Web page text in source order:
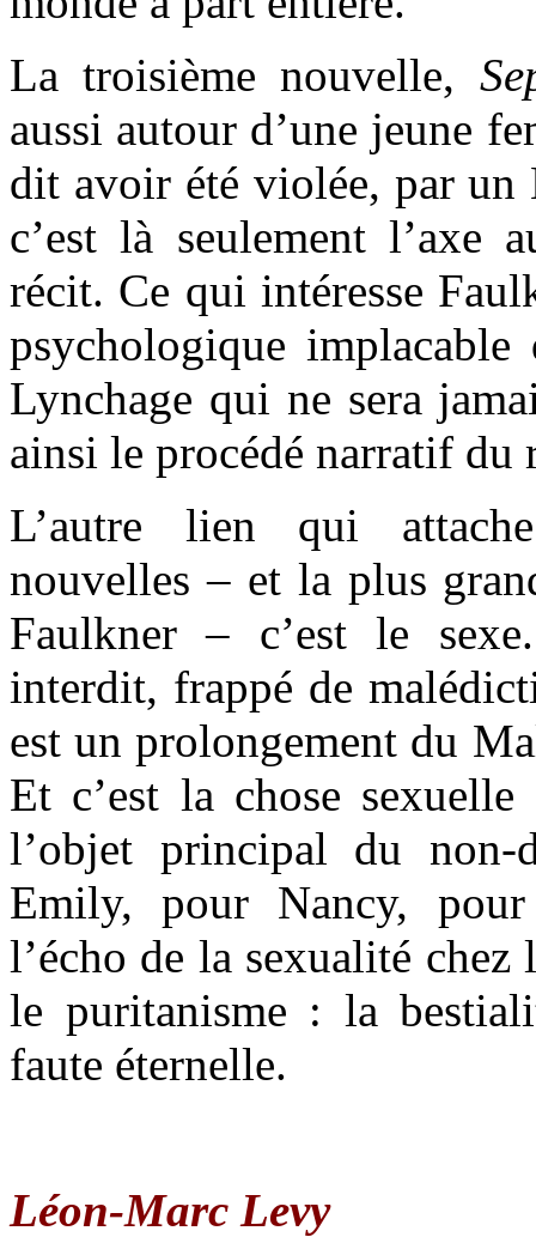
La troisième nouvelle,
aussi autour d’une jeune
dit avoir été violée, par
c’est là seulement l’axe
récit. Ce qui intéresse
psychologique
Lynchage qui ne sera
ainsi le procédé narratif du
L’autre lien qui
nouvelles – et la plus
Faulkner – c’est le
interdit, frappé de
est un prolongement du
Et c’est la chose
l’objet principal du
Emily, pour Nancy,
l’écho de la sexualité chez
le puritanisme : la
faute éternelle.
Léon-Marc Levy